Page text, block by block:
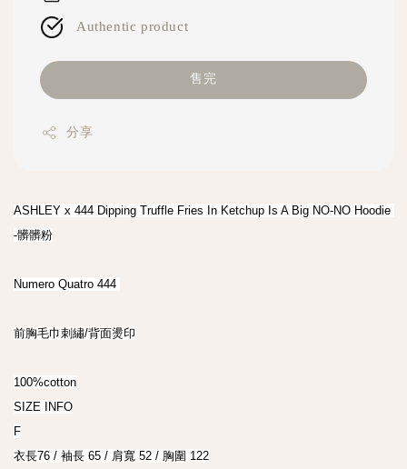
Authentic product
售完
分享
ASHLEY x 444 Dipping Truffle Fries In Ketchup Is A Big NO-NO Hoodie
-髒髒粉
Numero Quatro 444
前胸毛巾刺繡/背面燙印
100%cotton
SIZE INFO
F
衣長76 / 袖長 65 / 肩寬 52 / 胸圍 122